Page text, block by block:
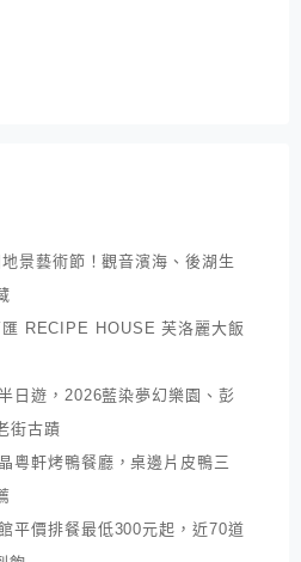
景藝術節！觀音濱海、後湖生
RECIPE HOUSE 芙洛麗大飯
日遊，2026藍染夢幻樂園、彭
街古蹟
粵軒烤鴨餐廳，桌邊片皮鴨三
平價排餐最低300元起，近70道